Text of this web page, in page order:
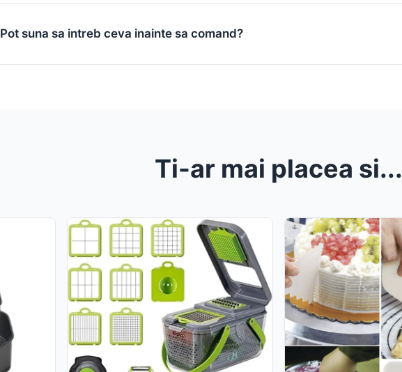
Pot suna sa intreb ceva inainte sa comand?
Ti-ar mai placea si...